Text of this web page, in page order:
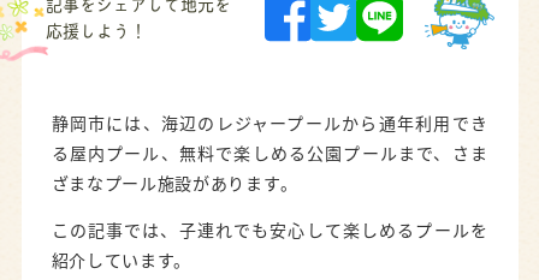
応援しよう！
静岡市には、海辺のレジャープールから通年利用でき
る屋内プール、無料で楽しめる公園プールまで、さま
ざまなプール施設があります。
この記事では、子連れでも安心して楽しめるプールを
紹介しています。